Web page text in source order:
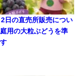
日の直売所販売につい
用の大粒ぶどうを準